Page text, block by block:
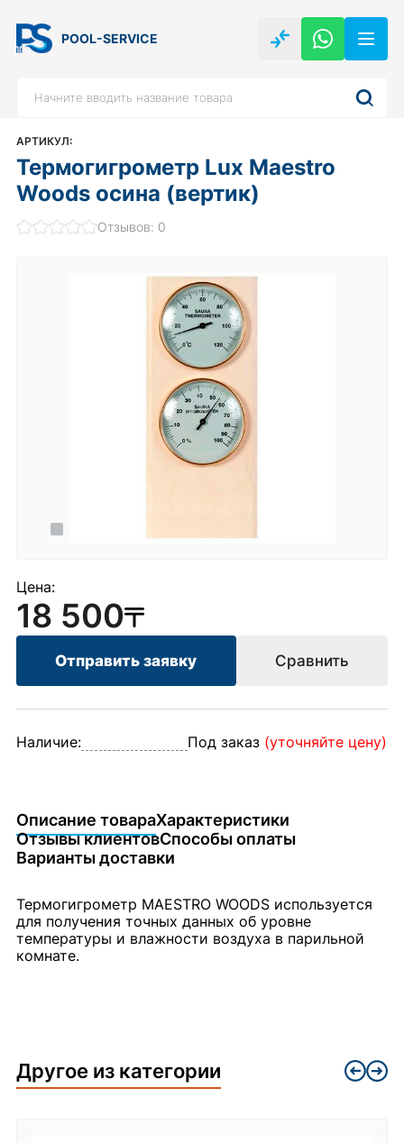
POOL-SERVICE
АРТИКУЛ:
Термогигрометр Lux Maestro
Woods осина (вертик)
Отзывов: 0
Цена:
18 500
Отправить заявку Сравнить
Наличие: Под заказ (уточняйте цену)
Описание товараХарактеристики
Отзывы клиентовСпособы оплаты
Варианты доставки
Термогигрометр MAESTRO WOODS используется
для получения точных данных об уровне
температуры и влажности воздуха в парильной
комнате.
Другое из категории